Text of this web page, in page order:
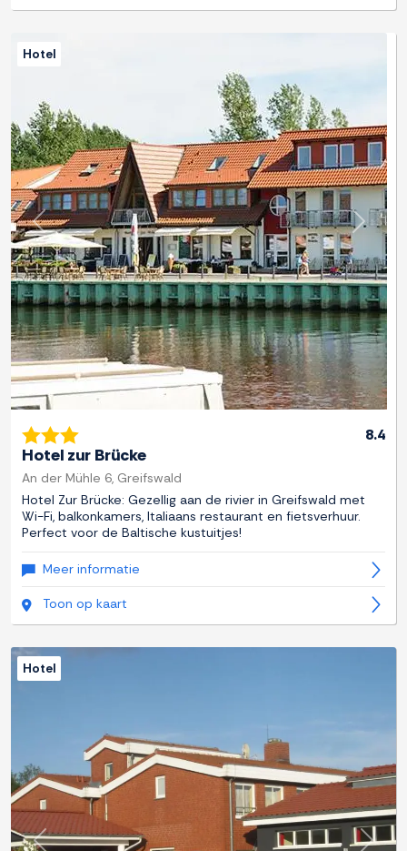
Previous Next
Hotel
8.4
Hotel zur Brücke
An der Mühle 6, Greifswald
Hotel Zur Brücke: Gezellig aan de rivier in Greifswald met
Wi-Fi, balkonkamers, Italiaans restaurant en fietsverhuur.
Perfect voor de Baltische kustuitjes!
Meer informatie
Toon op kaart
Hotel